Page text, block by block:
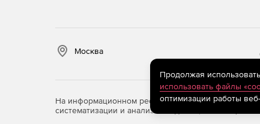
Москва
На информационном ресурсе store.softline.ru
систематизации и анализа сведений,
Продолжая
использовать файлы
оптимизации работы веб-